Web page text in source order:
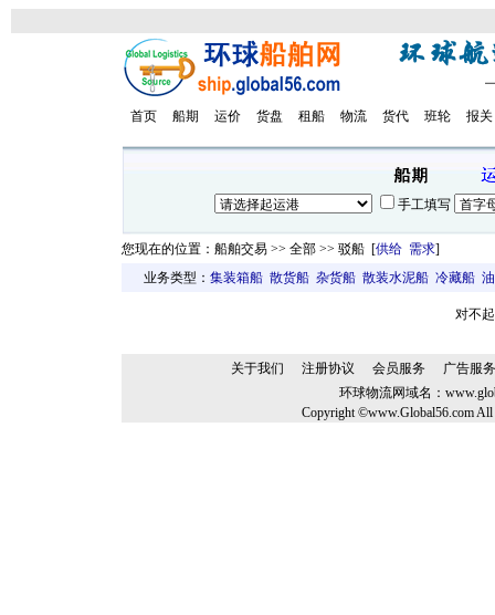
首页 船期 运价 货盘 租船 物流 货代 班轮 报关
手工填写
您现在的位置：船舶交易 >> 全部 >> 驳船 [供给 需求]
业务类型： 集装箱船 散货船 杂货船 散装水泥船 冷藏船
对不
关于我们 注册协议 会员服务
广告服务
环球物流网域名：
Copyright ©www.Global56.com All